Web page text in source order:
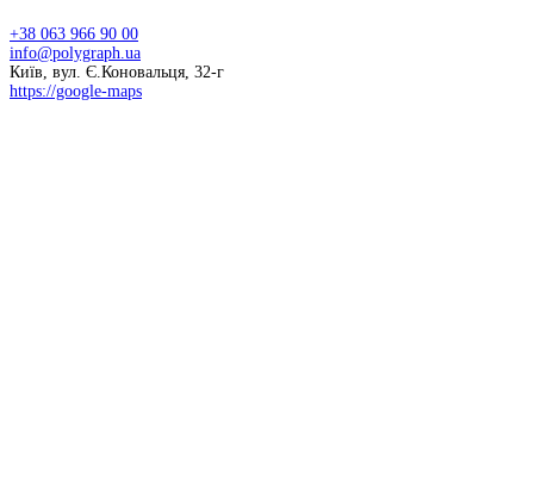
+38 063 966 90 00
info@polygraph.ua
Київ, вул. Є.Коновальця, 32-г
https://google-maps